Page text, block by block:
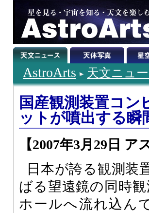
AstroArts 天文ニュ
国産観測装置コ
ットが噴出する瞬
【2007年3月29日
日本が誇る観測装
ばる望遠鏡の同時
ホールへ流れ込ん